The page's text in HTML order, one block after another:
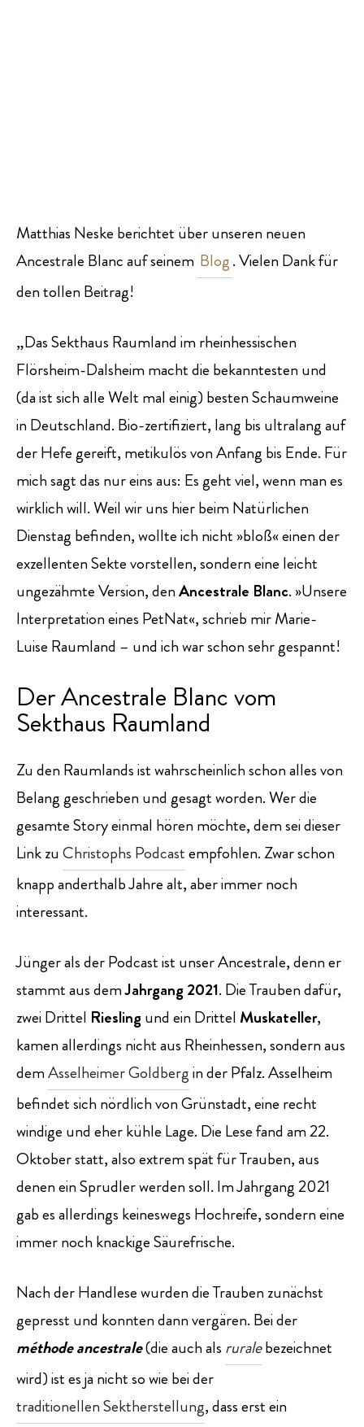
Matthias Neske berichtet über unseren neuen
Ancestrale Blanc auf seinem Blog. Vielen Dank für
den tollen Beitrag!
„Das Sekthaus Raumland im rheinhessischen
Flörsheim-Dalsheim macht die bekanntesten und
(da ist sich alle Welt mal einig) besten Schaumweine
in Deutschland. Bio-zertifiziert, lang bis ultralang auf
der Hefe gereift, metikulös von Anfang bis Ende. Für
mich sagt das nur eins aus: Es geht viel, wenn man es
wirklich will. Weil wir uns hier beim Natürlichen
Dienstag befinden, wollte ich nicht »bloß« einen der
exzellenten Sekte vorstellen, sondern eine leicht
ungezähmte Version, denAncestrale Blanc. »Unsere
Interpretation eines PetNat«, schrieb mir Marie-
Luise Raumland – und ich war schon sehr gespannt!
Der Ancestrale Blanc vom
Sekthaus Raumland
Zu den Raumlands ist wahrscheinlich schon alles von
Belang geschrieben und gesagt worden. Wer die
gesamte Story einmal hören möchte, dem sei dieser
Link zuChristophs Podcastempfohlen. Zwar schon
knapp anderthalb Jahre alt, aber immer noch
interessant.
Jünger als der Podcast ist unser Ancestrale, denn er
stammt aus demJahrgang 2021. Die Trauben dafür,
zwei Drittel Rieslingund ein Drittel Muskateller,
kamen allerdings nicht aus Rheinhessen, sondern aus
demAsselheimer Goldbergin der Pfalz. Asselheim
befindet sich nördlich von Grünstadt, eine recht
windige und eher kühle Lage. Die Lese fand am 22.
Oktober statt, also extrem spät für Trauben, aus
denen ein Sprudler werden soll. Im Jahrgang 2021
gab es allerdings keineswegs Hochreife, sondern eine
immer noch knackige Säurefrische.
Nach der Handlese wurden die Trauben zunächst
gepresst und konnten dann vergären. Bei der
méthode ancestrale(die auch als ruralebezeichnet
wird) ist es ja nicht so wie bei der
traditionellen Sektherstellung, dass erst ein